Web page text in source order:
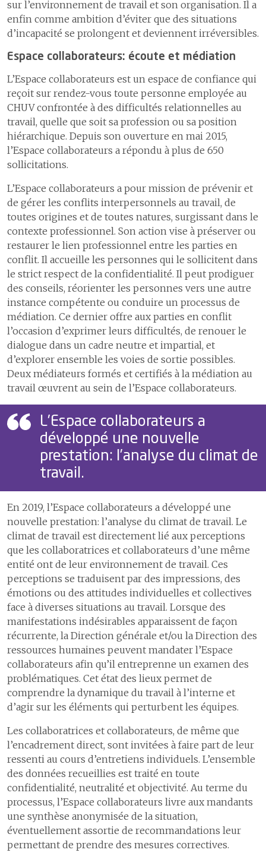
sur l’environnement de travail et son organisation. Il a
enfin comme ambition d’éviter que des situations
d’incapacité se prolongent et deviennent irréversibles.
Espace collaborateurs: écoute et médiation
L’Espace collaborateurs est un espace de confiance qui
reçoit sur rendez-vous toute personne employée au
CHUV confrontée à des difficultés relationnelles au
travail, quelle que soit sa profession ou sa position
hiérarchique. Depuis son ouverture en mai 2015,
l’Espace collaborateurs a répondu à plus de 650
sollicitations.
L’Espace collaborateurs a pour mission de prévenir et
de gérer les conflits interpersonnels au travail, de
toutes origines et de toutes natures, surgissant dans le
contexte professionnel. Son action vise à préserver ou
restaurer le lien professionnel entre les parties en
conflit. Il accueille les personnes qui le sollicitent dans
le strict respect de la confidentialité. Il peut prodiguer
des conseils, réorienter les personnes vers une autre
instance compétente ou conduire un processus de
médiation. Ce dernier offre aux parties en conflit
l’occasion d’exprimer leurs difficultés, de renouer le
dialogue dans un cadre neutre et impartial, et
d’explorer ensemble les voies de sortie possibles.
Deux médiateurs formés et certifiés à la médiation au
travail œuvrent au sein de l’Espace collaborateurs.
L’Espace collaborateurs a
développé une nouvelle
prestation: l’analyse du climat de
travail.
En 2019, l’Espace collaborateurs a développé une
nouvelle prestation: l’analyse du climat de travail. Le
climat de travail est directement lié aux perceptions
que les collaboratrices et collaborateurs d’une même
entité ont de leur environnement de travail. Ces
perceptions se traduisent par des impressions, des
émotions ou des attitudes individuelles et collectives
face à diverses situations au travail. Lorsque des
manifestations indésirables apparaissent de façon
récurrente, la Direction générale et/ou la Direction des
ressources humaines peuvent mandater l’Espace
collaborateurs afin qu’il entreprenne un examen des
problématiques. Cet état des lieux permet de
comprendre la dynamique du travail à l’interne et
d’agir sur les éléments qui perturbent les équipes.
Les collaboratrices et collaborateurs, de même que
l’encadrement direct, sont invité·e·s à faire part de leur
ressenti au cours d’entretiens individuels. L’ensemble
des données recueillies est traité en toute
confidentialité, neutralité et objectivité. Au terme du
processus, l’Espace collaborateurs livre aux mandants
une synthèse anonymisée de la situation,
éventuellement assortie de recommandations leur
permettant de prendre des mesures correctives.